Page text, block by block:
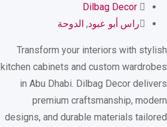
Dilbag Decor
راس أبو عبود, الدوحة
Transform your interiors with stylish
kitchen cabinets and custom wardrobes
in Abu Dhabi. Dilbag Decor delivers
premium craftsmanship, modern
designs, and durable materials tailored